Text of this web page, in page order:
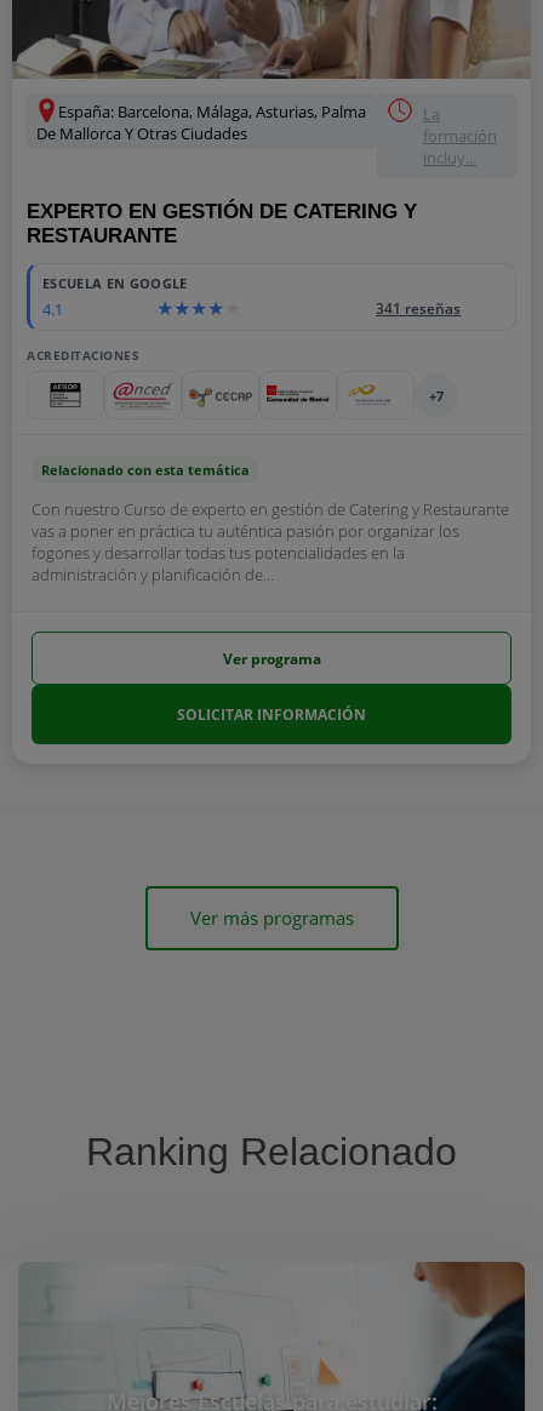
España: Barcelona, Málaga, Asturias, Palma
De Mallorca Y Otras Ciudades
La
formación
incluy...
EXPERTO EN GESTIÓN DE CATERING Y
RESTAURANTE
ESCUELA EN GOOGLE
4.1 341 reseñas
ACREDITACIONES
+7
Relacionado con esta temática
Con nuestro Curso de experto en gestión de Catering y Restaurante
vas a poner en práctica tu auténtica pasión por organizar los
fogones y desarrollar todas tus potencialidades en la
administración y planificación de...
Ver programa
SOLICITAR INFORMACIÓN
Ver más programas
Ranking Relacionado
Mejores Escuelas para estudiar: